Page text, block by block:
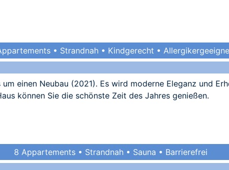
• Strandnah • Kindgerecht •
einen Neubau (2021). Es wird moderne Eleganz und
können Sie die schönste Zeit des Jahres genießen.
8 Appartements • Strandnah • Sauna • Barrierefrei